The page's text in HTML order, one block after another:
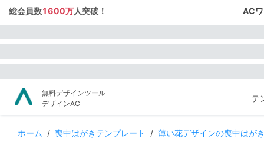
総会員数1600万人突破！ AC
無料デザインツール
デザインAC
テ
ホーム / 喪中はがきテンプレート / 薄い花デザインの喪中はがき